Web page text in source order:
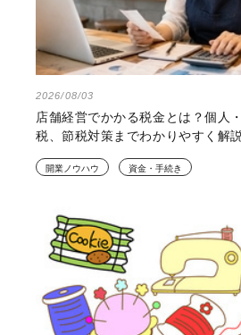
2026/08/03
店舗経営でかかる税金とは？個人
税、節税対策までわかりやすく解説
開業ノウハウ 資金・手続き